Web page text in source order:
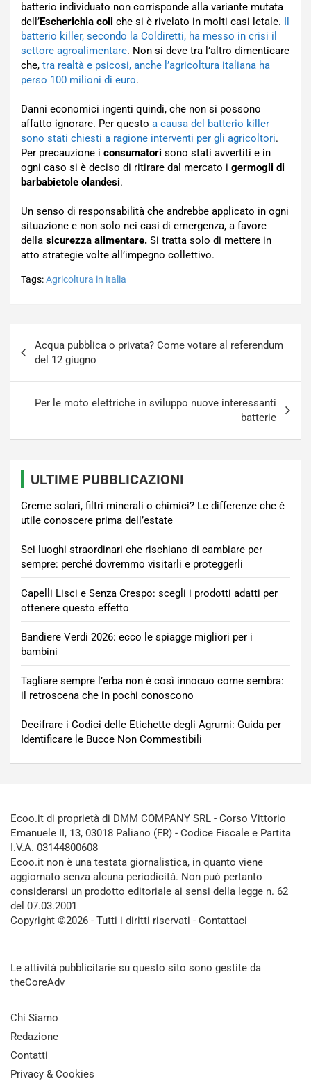
batterio individuato non corrisponde alla variante mutata
dell’Escherichia coli che si è rivelato in molti casi letale. Il
batterio killer, secondo la Coldiretti, ha messo in crisi il
settore agroalimentare. Non si deve tra l’altro dimenticare
che, tra realtà e psicosi, anche l’agricoltura italiana ha
perso 100 milioni di euro.
Danni economici ingenti quindi, che non si possono
affatto ignorare. Per questo a causa del batterio killer
sono stati chiesti a ragione interventi per gli agricoltori.
Per precauzione i consumatori sono stati avvertiti e in
ogni caso si è deciso di ritirare dal mercato i germogli di
barbabietole olandesi.
Un senso di responsabilità che andrebbe applicato in ogni
situazione e non solo nei casi di emergenza, a favore
della sicurezza alimentare. Si tratta solo di mettere in
atto strategie volte all’impegno collettivo.
Tags:Agricoltura in italia
articoli
Acqua pubblica o privata? Come votare al referendum
del 12 giugno
Per le moto elettriche in sviluppo nuove interessanti
batterie
ULTIME PUBBLICAZIONI
Creme solari, filtri minerali o chimici? Le differenze che è
utile conoscere prima dell’estate
Sei luoghi straordinari che rischiano di cambiare per
sempre: perché dovremmo visitarli e proteggerli
Capelli Lisci e Senza Crespo: scegli i prodotti adatti per
ottenere questo effetto
Bandiere Verdi 2026: ecco le spiagge migliori per i
bambini
Tagliare sempre l’erba non è così innocuo come sembra:
il retroscena che in pochi conoscono
Decifrare i Codici delle Etichette degli Agrumi: Guida per
Identificare le Bucce Non Commestibili
Ecoo.it di proprietà di DMM COMPANY SRL - Corso Vittorio
Emanuele II, 13, 03018 Paliano (FR) - Codice Fiscale e Partita
I.V.A. 03144800608
Ecoo.it non è una testata giornalistica, in quanto viene
aggiornato senza alcuna periodicità. Non può pertanto
considerarsi un prodotto editoriale ai sensi della legge n. 62
del 07.03.2001
Copyright ©2026 - Tutti i diritti riservati - Contattaci
Le attività pubblicitarie su questo sito sono gestite da
theCoreAdv
Chi Siamo
Redazione
Contatti
Privacy & Cookies